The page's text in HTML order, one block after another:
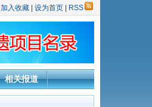
加入收藏 设为首页 RSS
相关报道